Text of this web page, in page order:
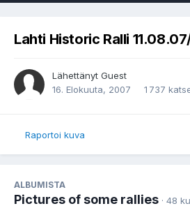
Lahti Historic Ralli
Lähettänyt Guest
16. Elokuuta, 2007
1 737
Raportoi kuva
ALBUMISTA
Pictures of some rallies · 48